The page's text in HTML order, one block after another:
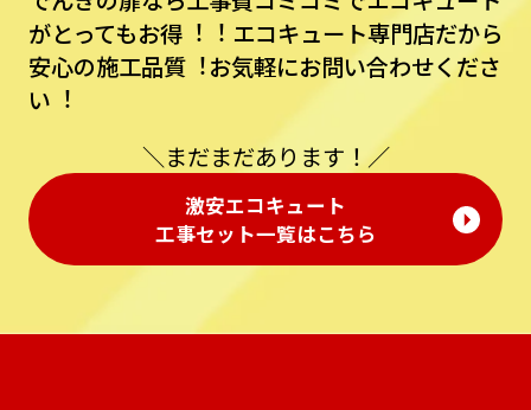
がとってもお得︕︕ エコキュート専⾨店だから
安⼼の施⼯品質︕お気軽にお問い合わせくださ
い︕
＼まだまだあります！／
激安エコキュート
⼯事セット⼀覧はこちら